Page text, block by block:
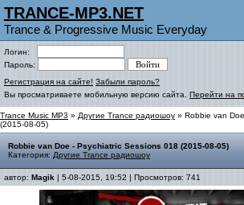
TRANCE-MP3.NET
Trance & Progressive Music Everyday
Логин:
Пароль:
Регистрация на сайте! Забыли пароль?
Вы просматриваете мобильную версию сайта. Перейти на
Trance Music MP3 » Другие Trance радиошоу » Robbie van
(2015-08-05)
Robbie van Doe - Psychiatric Sessions 018 (2015-08-05)
Категория: Другие Trance радиошоу
автор: Magik | 5-08-2015, 19:52 | Просмотров: 741